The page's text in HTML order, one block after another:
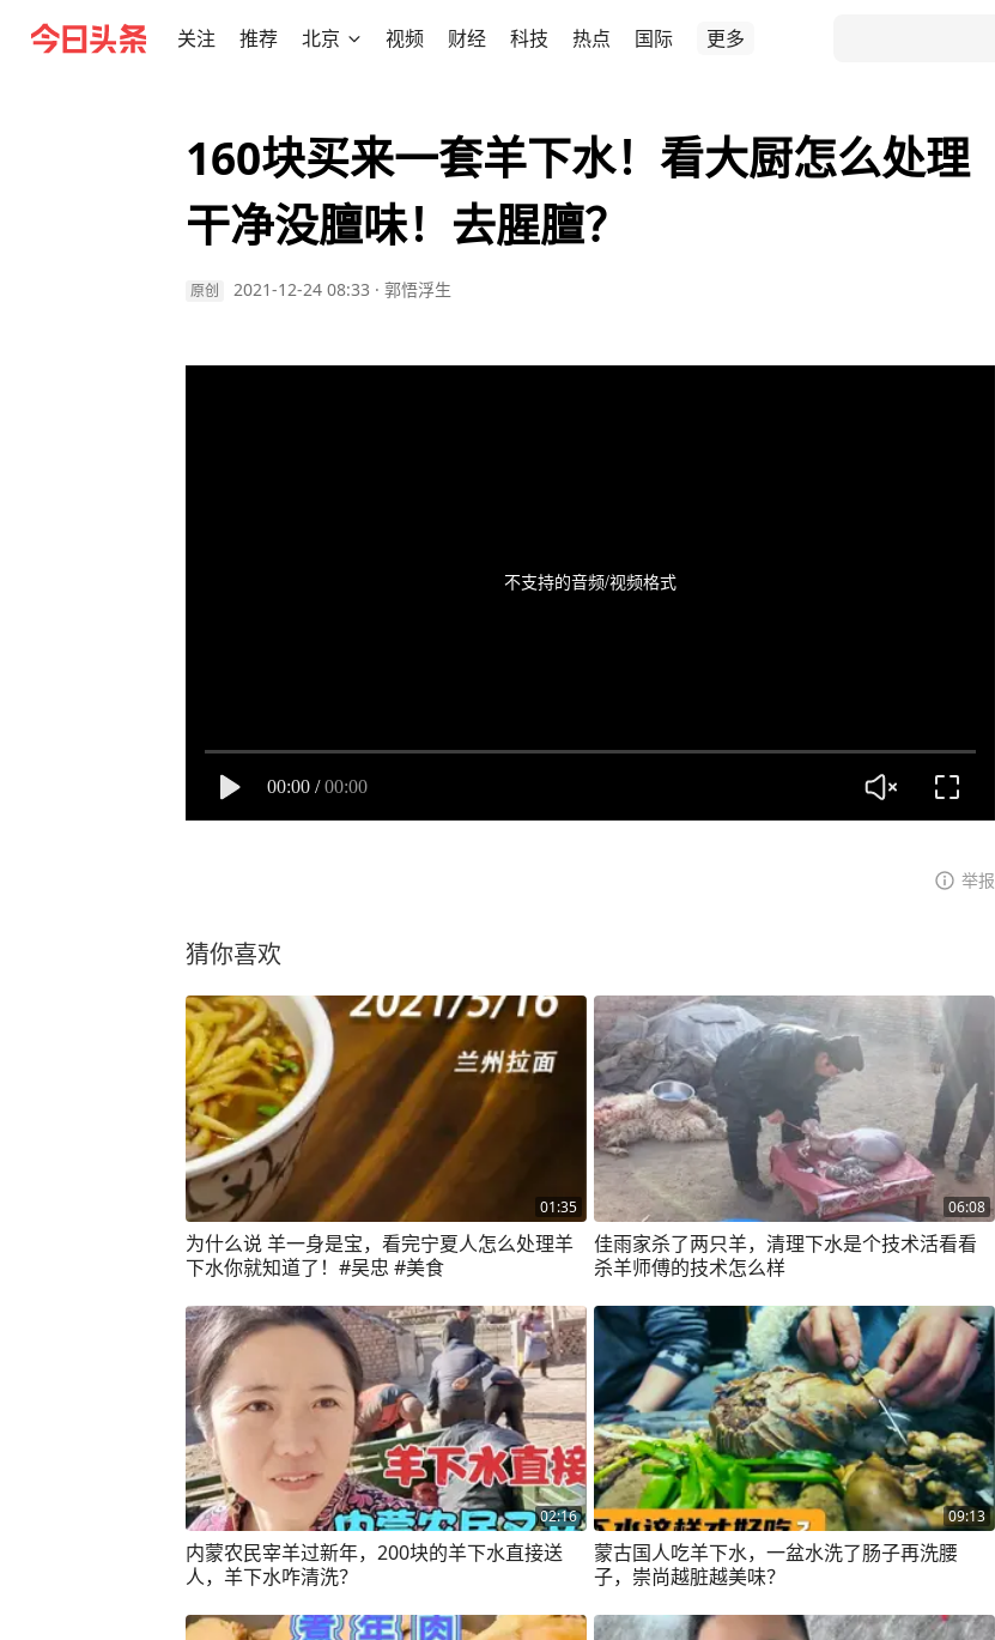
关注 推荐 北京 视频 财经 科技 热点 国际 更多
160块买来一套羊下水！看大厨怎么处理
干净没膻味！去腥膻？
原创 2021-12-24 08:33 · 郭悟浮生
不支持的音频/视频格式
00:00 / 00:00
举报
猜你喜欢
01:35
为什么说 羊一身是宝，看完宁夏人怎么处理羊
下水你就知道了！#吴忠 #美食
06:08
佳雨家杀了两只羊，清理下水是个技术活看看
杀羊师傅的技术怎么样
02:16
内蒙农民宰羊过新年，200块的羊下水直接送
人，羊下水咋清洗？
09:13
蒙古国人吃羊下水，一盆水洗了肠子再洗腰
子，崇尚越脏越美味？